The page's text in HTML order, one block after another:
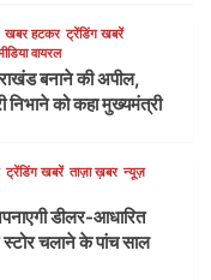
खबर हटकर ट्रेंडिंग खबरें
वायरल
बनाने की अपील,
निभाने को कहा मुख्यमंत्री
ट्रेंडिंग खबरें ताज़ा ख़बर न्यूज़
डीलर-आधारित
चलाने के पांच साल